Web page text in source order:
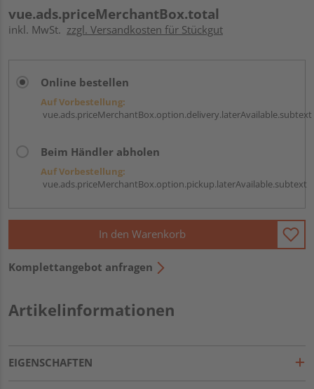
vue.ads.priceMerchantBox.total
inkl. MwSt. zzgl. Versandkosten für Stückgut
Online bestellen
Auf Vorbestellung:
vue.ads.priceMerchantBox.option.delivery.laterAvailable.subtext
Beim Händler abholen
Auf Vorbestellung:
vue.ads.priceMerchantBox.option.pickup.laterAvailable.subtext
In den Warenkorb
Komplettangebot anfragen
Artikelinformationen
EIGENSCHAFTEN